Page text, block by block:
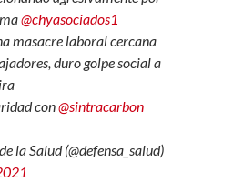
@chyasociados1
masacre laboral cercana
duro golpe social a
con@sintracarbon
la Salud (@defensa_salud)